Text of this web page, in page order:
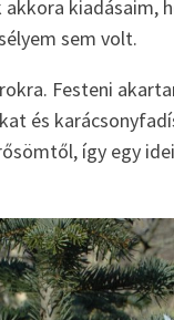
kiadásaim,
sem volt.
Festeni
és
így egy